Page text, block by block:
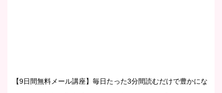
【9日間無料メール講座】毎日たった3分間読むだけで豊かにな